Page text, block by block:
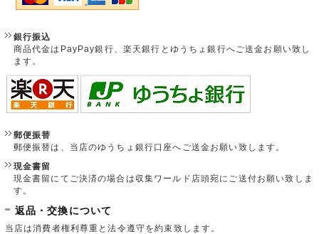
銀行振込
商品代金はPayPay銀行、楽天銀行とゆうちょ銀行へご送金お願い致し
ます。
郵便振替
郵便振替は、当店のゆうちょ銀行口座へご送金お願い致します。
現金書留
現金書留にてご決済の場合は収集ワールド店頭宛にご送付お願い致しま
す。
返品・交換について
当店は消費者権利尊重と法令遵守を約束致します。